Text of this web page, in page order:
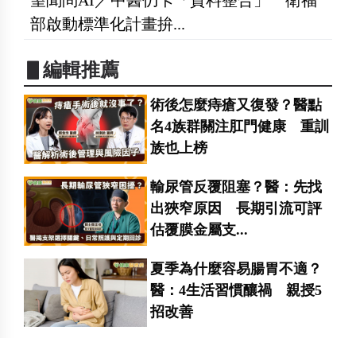
部啟動標準化計畫拚...
▋編輯推薦
術後怎麼痔瘡又復發？醫點
名4族群關注肛門健康 重訓
族也上榜
輸尿管反覆阻塞？醫：先找
出狹窄原因 長期引流可評
估覆膜金屬支...
夏季為什麼容易腸胃不適？
醫：4生活習慣釀禍 親授5
招改善